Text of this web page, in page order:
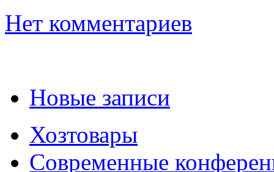
Нет комментариев
Новые записи
Хозтовары
Современные